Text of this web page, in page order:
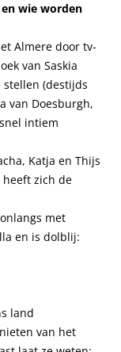
wie worden
Almere door tv-
van Saskia
stellen (destijds
van Doesburgh,
intiem
Katja en Thijs
zich de
met
en is dolblij:
land
van het